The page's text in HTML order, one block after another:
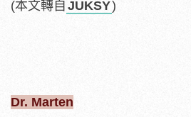
(本文轉自 JUKSY)
Dr. Marten